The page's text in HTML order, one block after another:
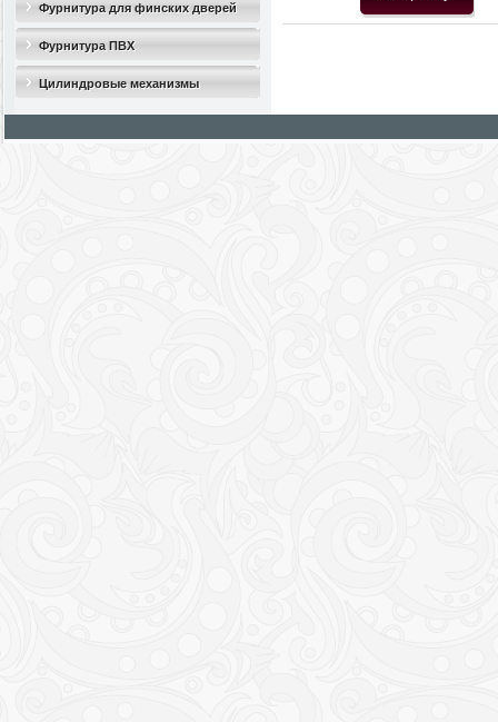
Фурнитура для финских дверей
Фурнитура ПВХ
Цилиндровые механизмы